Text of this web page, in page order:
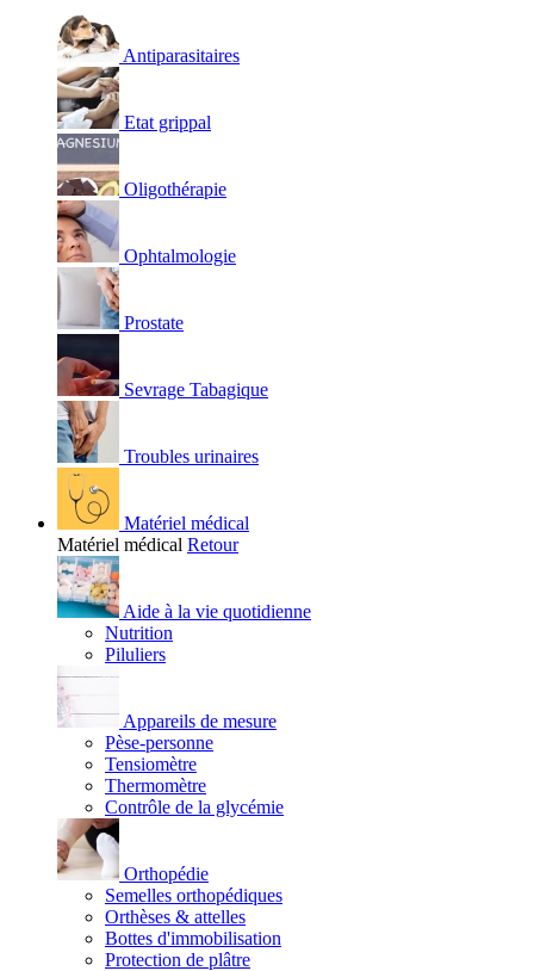
Antiparasitaires
Etat grippal
Oligothérapie
Ophtalmologie
Prostate
Sevrage Tabagique
Troubles urinaires
Matériel médical
Matériel médical Retour
Aide à la vie quotidienne
Nutrition
Piluliers
Appareils de mesure
Pèse-personne
Tensiomètre
Thermomètre
Contrôle de la glycémie
Orthopédie
Semelles orthopédiques
Orthèses & attelles
Bottes d'immobilisation
Protection de plâtre